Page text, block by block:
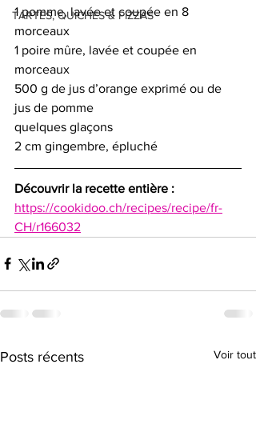
TARTES, QUICHES & PIZZAS
1 pomme, lavée et coupée en 8
morceaux
1 poire mûre, lavée et coupée en
morceaux
500 g de jus d’orange exprimé ou de
jus de pomme
quelques glaçons
2 cm gingembre, épluché
Découvrir la recette entière :
https://cookidoo.ch/recipes/recipe/fr-
CH/r166032
Posts récents Voir tout